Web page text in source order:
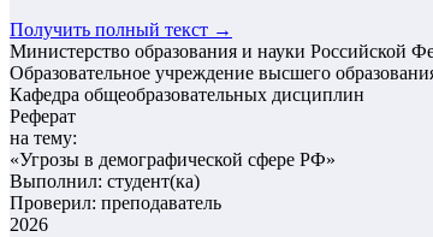
Получить полный текст →
Министерство образования и науки Российской
Образовательное учреждение высшего
Кафедра общеобразовательных дисциплин
Реферат
на тему:
«Угрозы в демографической сфере РФ»
Выполнил: студент(ка)
Проверил: преподаватель
2026